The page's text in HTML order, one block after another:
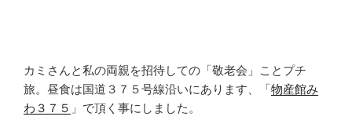
カミさんと私の両親を招待しての「敬老会」ことプチ
旅。昼食は国道３７５号線沿いにあります、「物産館み
わ３７５ 」で頂く事にしました。